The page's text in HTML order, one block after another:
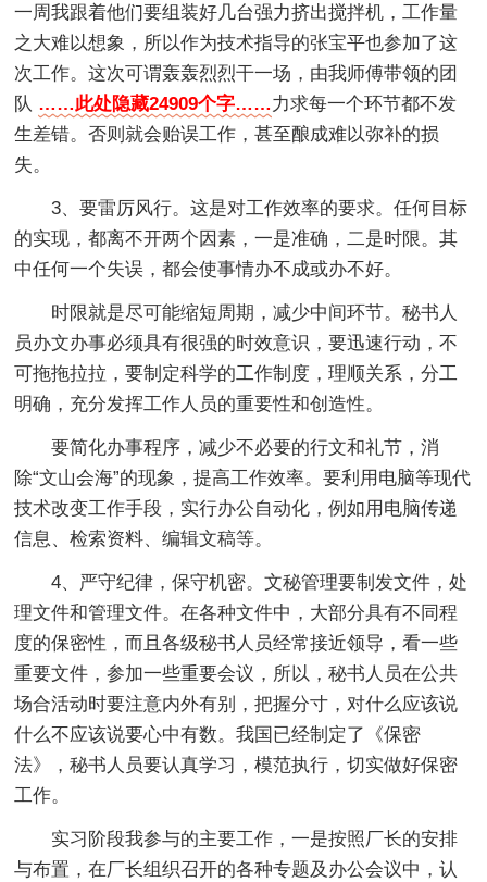
一周我跟着他们要组装好几台强力挤出搅拌机，工作量
之大难以想象，所以作为技术指导的张宝平也参加了这
次工作。这次可谓轰轰烈烈干一场，由我师傅带领的团
队 ……此处隐藏24909个字……力求每一个环节都不发
生差错。否则就会贻误工作，甚至酿成难以弥补的损
失。
3、要雷厉风行。这是对工作效率的要求。任何目标
的实现，都离不开两个因素，一是准确，二是时限。其
中任何一个失误，都会使事情办不成或办不好。
时限就是尽可能缩短周期，减少中间环节。秘书人
员办文办事必须具有很强的时效意识，要迅速行动，不
可拖拖拉拉，要制定科学的工作制度，理顺关系，分工
明确，充分发挥工作人员的重要性和创造性。
要简化办事程序，减少不必要的行文和礼节，消
除“文山会海”的现象，提高工作效率。要利用电脑等现代
技术改变工作手段，实行办公自动化，例如用电脑传递
信息、检索资料、编辑文稿等。
4、严守纪律，保守机密。文秘管理要制发文件，处
理文件和管理文件。在各种文件中，大部分具有不同程
度的保密性，而且各级秘书人员经常接近领导，看一些
重要文件，参加一些重要会议，所以，秘书人员在公共
场合活动时要注意内外有别，把握分寸，对什么应该说
什么不应该说要心中有数。我国已经制定了《保密
法》，秘书人员要认真学习，模范执行，切实做好保密
工作。
实习阶段我参与的主要工作，一是按照厂长的安排
与布置，在厂长组织召开的各种专题及办公会议中，认